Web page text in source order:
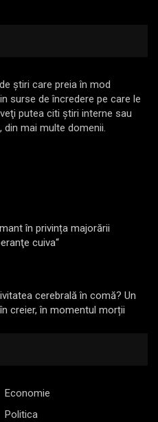
ştiri care preia în mod
surse de încredere pe care le
putea citi ştiri interne sau
din mai multe domenii.
în privința majorării
cuiva“
cerebrală în comă? Un
creier, în momentul morții
Economie
Politica